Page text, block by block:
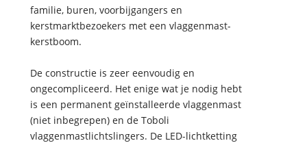
familie, buren, voorbijgangers en
kerstmarktbezoekers met een vlaggenmast-
kerstboom.
De constructie is zeer eenvoudig en
ongecompliceerd. Het enige wat je nodig hebt
is een permanent geïnstalleerde vlaggenmast
(niet inbegrepen) en de Toboli
vlaggenmastlichtslingers. De LED-lichtketting